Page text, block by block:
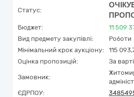
Статус:
Бюджет: 11 509
Вид предмету закупівлі:
Роботи
Мінімальний крок аукціону:
115
Оцінка пропозицій:
За
Замовник:
ЄДРПОУ: